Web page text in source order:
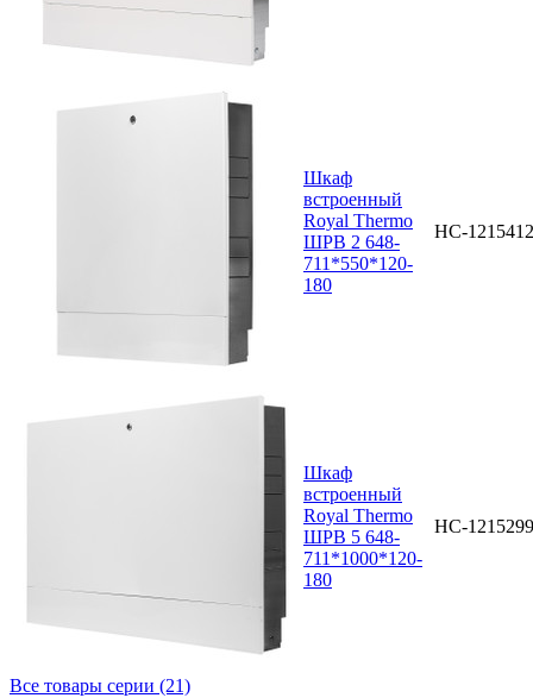
Шкаф
встроенный
Royal Thermo
ШРВ 2 648-
711*550*120-
180
НС-1215412
Шкаф
встроенный
Royal Thermo
ШРВ 5 648-
711*1000*120-
180
НС-1215299
Все товары серии (21)